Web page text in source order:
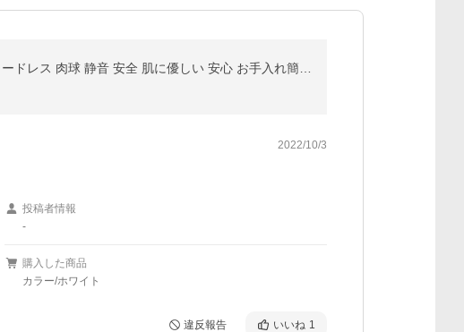
2022/10/3
投稿者情報
-
購入した商品
カラー/ホワイト
違反報告 いいね 1